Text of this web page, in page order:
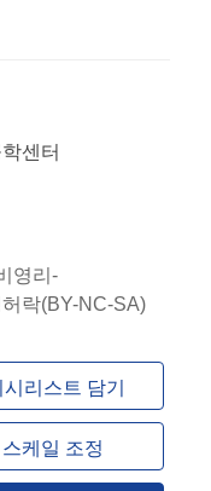
센터
영리-
락(BY-NC-SA)
시리스트 담기
스케일 조정